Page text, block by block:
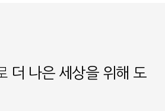
더 나은 세상을 위해 도